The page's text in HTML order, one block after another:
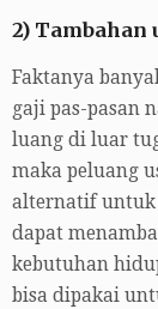
2) Tambahan
Faktanya
gaji pas-pasan
luang di luar
maka peluang
alternatif untuk
dapat
kebutuhan
bisa dipakai